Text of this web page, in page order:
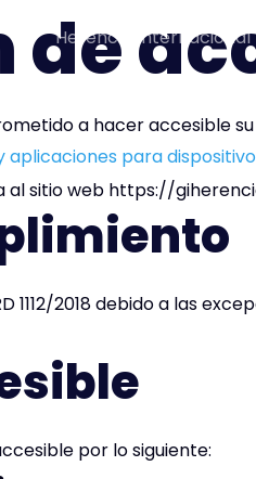
Herencia Internacional
de
a hacer
para
al sitio web https://
1112/2018 debido a las
por lo siguiente: